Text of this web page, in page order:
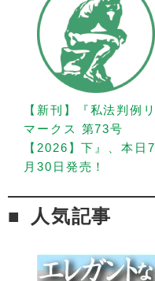
【新刊】『私法判例リ
マークス 第73号
【2026】下』、本日7
月30日発売！
人気記事